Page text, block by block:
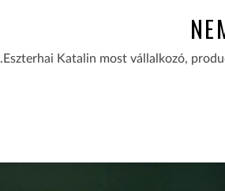
.Eszterhai Katalin most vállalkozó,